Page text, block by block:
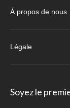
À propos de nous
Légale
Soyez le